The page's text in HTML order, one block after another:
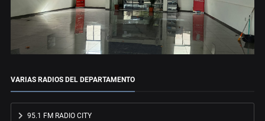
VARIAS RADIOS DEL DEPARTAMENTO
95.1 FM RADIO CITY